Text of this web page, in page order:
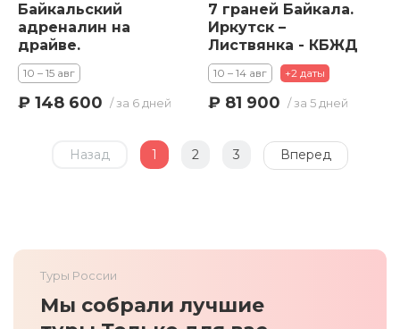
Байкальский
адреналин на
драйве.
Джиппинг,
квадроциклы,
буханка, катер,
10 – 15 авг
₽ 148 600 / за 6 дней
7 граней Байкала.
Иркутск –
Листвянка - КБЖД
- Малое Море – о.
Ольхон. Комфорт.
10 – 14 авг +2 даты
₽ 81 900 / за 5 дней
Назад 1 2 3 Вперед
Туры России
Мы собрали лучшие